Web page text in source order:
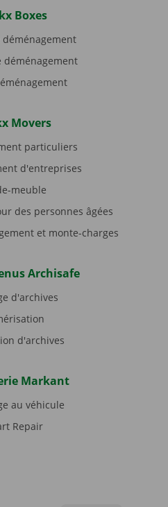
Boxes
déménagement
déménagement
Movers
particuliers
d'entreprises
meuble
des personnes âgées
et monte-charges
Archisafe
d'archives
d'archives
Markant
au véhicule
Repair